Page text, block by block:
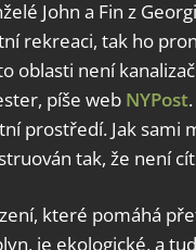
John a Fin z
rekreaci, tak ho
oblasti není
píše web NYPost.
prostředí. Jak sami
tak, že není
které pomáhá
je ekologické, a